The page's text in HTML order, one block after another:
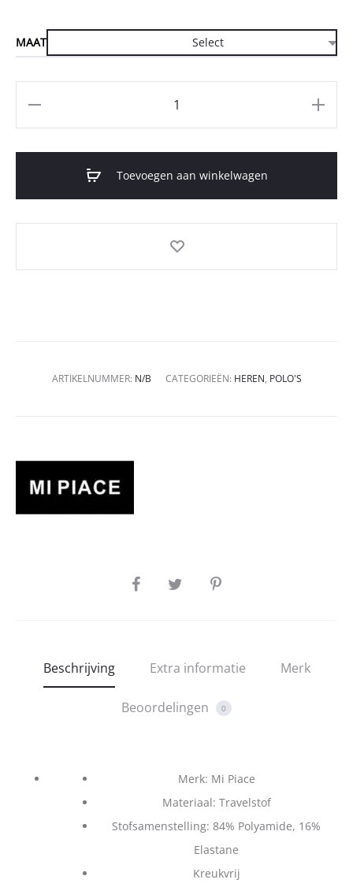
MAAT
Toevoegen aan winkelwagen
ARTIKELNUMMER: N/B CATEGORIEËN: HEREN, POLO'S
SHARE
Beschrijving Extra informatie Merk
Beoordelingen 0
Merk: Mi Piace
Materiaal: Travelstof
Stofsamenstelling: 84% Polyamide, 16%
Elastane
Kreukvrij